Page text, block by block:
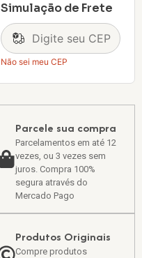
Simulação de Frete
Não sei meu CEP
Parcele sua compra
Parcelamentos em até 12
vezes, ou 3 vezes sem
juros. Compra 100%
segura através do
Mercado Pago
Produtos Originais
Compre produtos